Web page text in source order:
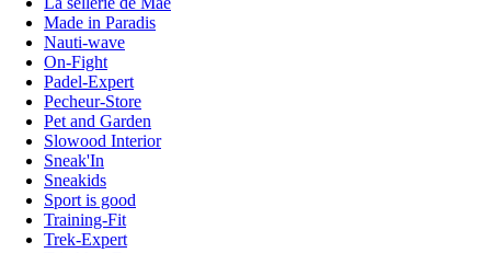
Made in Paradis
Nauti-wave
On-Fight
Padel-Expert
Pecheur-Store
Pet and Garden
Slowood Interior
Sneak'In
Sneakids
Sport is good
Training-Fit
Trek-Expert